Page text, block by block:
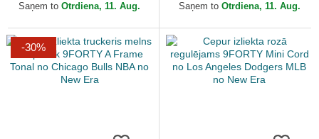
Lakers NBA no New Era
Saņem to Otrdiena, 11. Aug.
MLB no New Era
Saņem to Otrdiena, 11. Aug.
-30%